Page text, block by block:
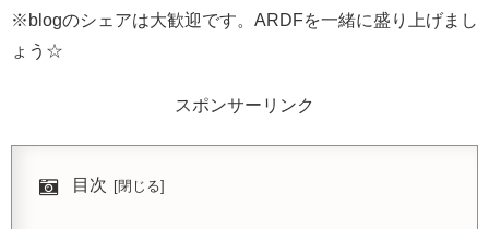
※blogのシェアは大歓迎です。ARDFを一緒に盛り上げまし
ょう☆
スポンサーリンク
目次